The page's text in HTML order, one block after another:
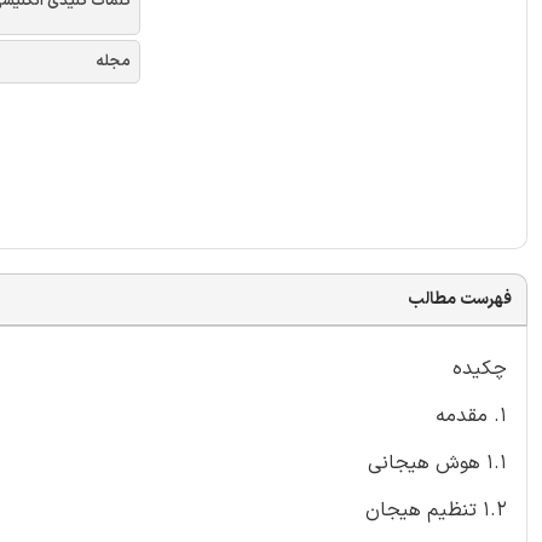
مجله
فهرست مطالب
چکیده
1. مقدمه
1.1 هوش هیجانی
1.2 تنظیم هیجان